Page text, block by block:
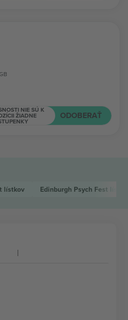
NIE SÚ K
ŽIADNE ODOBERAŤ
lístkov Edinburgh Psych Fest